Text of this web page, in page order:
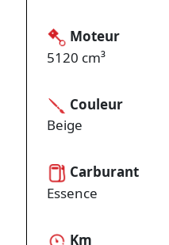
Moteur
5120 cm³
Couleur
Beige
Carburant
Essence
Km